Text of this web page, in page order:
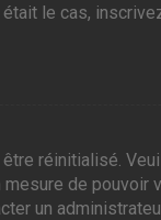
le cas,
réinitialisé.
de pouvoir
un